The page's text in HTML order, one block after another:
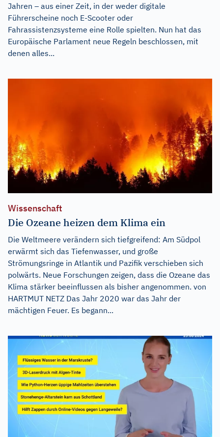
Jahren – aus einer Zeit, in der weder digitale
Führerscheine noch E-Scooter oder
Fahrassistenzsysteme eine Rolle spielten. Nun hat das
Europäische Parlament neue Regeln beschlossen, mit
denen alles...
Wissenschaft
Die Ozeane heizen dem Klima ein
Die Weltmeere verändern sich tiefgreifend: Am Südpol
erwärmt sich das Tiefenwasser, und große
Strömungsringe in Atlantik und Pazifik verschieben sich
polwärts. Neue Forschungen zeigen, dass die Ozeane das
Klima stärker beeinflussen als bisher angenommen. von
HARTMUT NETZ Das Jahr 2020 war das Jahr der
mächtigen Feuer. Es begann...